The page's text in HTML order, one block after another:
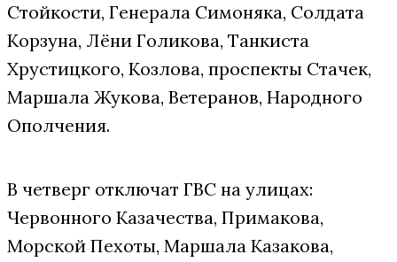
Стойкости, Генерала Симоняка, Солдата
Корзуна, Лёни Голикова, Танкиста
Хрустицкого, Козлова, проспекты Стачек,
Маршала Жукова, Ветеранов, Народного
Ополчения.
В четверг отключат ГВС на улицах:
Червонного Казачества, Примакова,
Морской Пехоты, Маршала Казакова,